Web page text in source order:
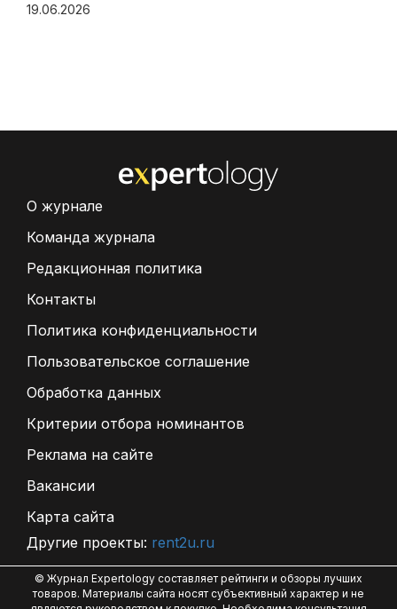
19.06.2026
О журнале
Команда журнала
Редакционная политика
Контакты
Политика конфиденциальности
Пользовательское соглашение
Обработка данных
Критерии отбора номинантов
Реклама на сайте
Вакансии
Карта сайта
Другие проекты: rent2u.ru
© Журнал Expertology составляет рейтинги и обзоры лучших
товаров. Материалы сайта носят субъективный характер и не